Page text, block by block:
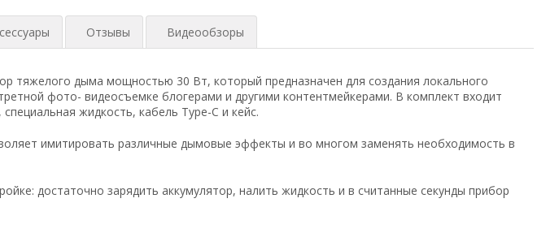
Отзывы Видеообзоры
тяжелого дыма мощностью 30 Вт, который предназначен для создания локального
фото- видеосъемке блогерами и другими контентмейкерами. В комплект входит
жидкость, кабель Type-C и кейс.
имитировать различные дымовые эффекты и во многом заменять необходимость в
достаточно зарядить аккумулятор, налить жидкость и в считанные секунды прибор